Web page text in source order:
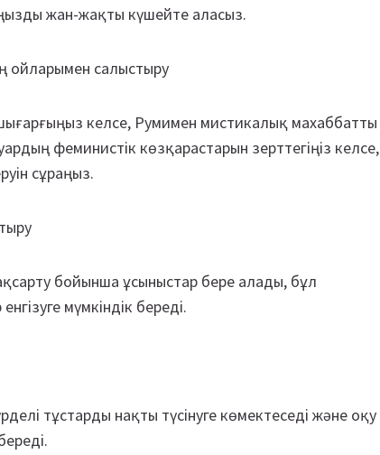
жан-жақты күшейте аласыз.
ойларымен салыстыру
келсе, Румимен мистикалық махаббатты
феминистік көзқарастарын зерттегіңіз келсе,
сұраңыз.
бойынша ұсыныстар бере алады, бұл
мүмкіндік береді.
тұстарды нақты түсінуге көмектеседі және оқу